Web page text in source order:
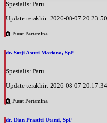
Spesialis: Paru
Update terakhir: 2026-08-07 20:23:50
Pusat Pertamina
dr. Sutji Astuti Mariono, SpP
Spesialis: Paru
Update terakhir: 2026-08-07 20:17:34
Pusat Pertamina
dr. Dian Prastiti Utami, SpP